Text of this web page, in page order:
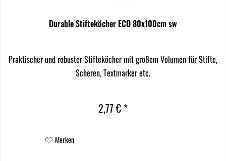
Durable Stifteköcher ECO 80x100cm sw
Praktischer und robuster Stifteköcher mit großem Volumen für Stifte,
Scheren, Textmarker etc.
2,77 € *
Merken